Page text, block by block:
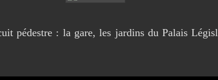
pédestre : la gare, les jardins du Palais